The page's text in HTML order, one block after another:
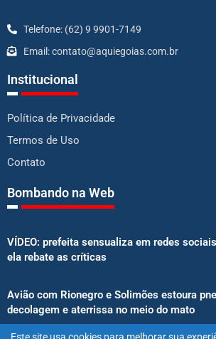
Telefone: (62) 9 9901-7149
Email: contato@aquiegoias.com.br
Institucional
Política de Privacidade
Termos de Uso
Contato
Bombando na Web
VÍDEO: prefeita sensualiza em redes
ela rebate as críticas
Avião com Rionegro e Solimões estoura
decolagem e aterrissa no meio do mato